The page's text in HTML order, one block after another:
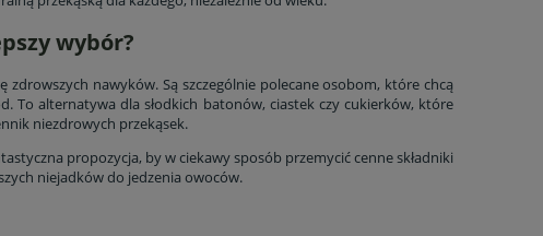
Najniższa cena: 65,00 zł
wybór?
nawyków. Są szczególnie polecane osobom, które chcą
To alternatywa dla słodkich batonów, ciastek czy cukierków, które
niezdrowych przekąsek.
propozycja, by w ciekawy sposób przemycić cenne składniki
niejadków do jedzenia owoców.